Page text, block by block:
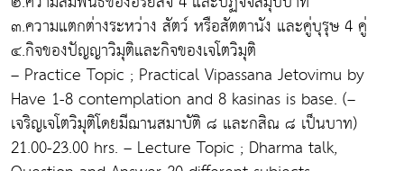
๓.ความแตกต่างระหว่าง สัตว์ หรือสัตตานัง และคู่บุรุษ 4 คู่
๔.กิจของปัญญาวิมุติและกิจของเจโตวิมุติ
– Practice Topic ; Practical Vipassana Jetovimu by
Have 1-8 contemplation and 8 kasinas is base. (–
เจริญเจโตวิมุติโดยมีฌานสมาบัติ ๘ และกสิณ ๘ เป็นบาท)
21.00-23.00 hrs. – Lecture Topic ; Dharma talk,